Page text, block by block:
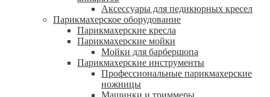
Аксессуары для педикюрных кресел
Парикмахерское оборудование
Парикмахерские кресла
Парикмахерские мойки
Мойки для барбершопа
Парикмахерские инструменты
Профессиональные парикмахерские
ножницы
Машинки и триммеры